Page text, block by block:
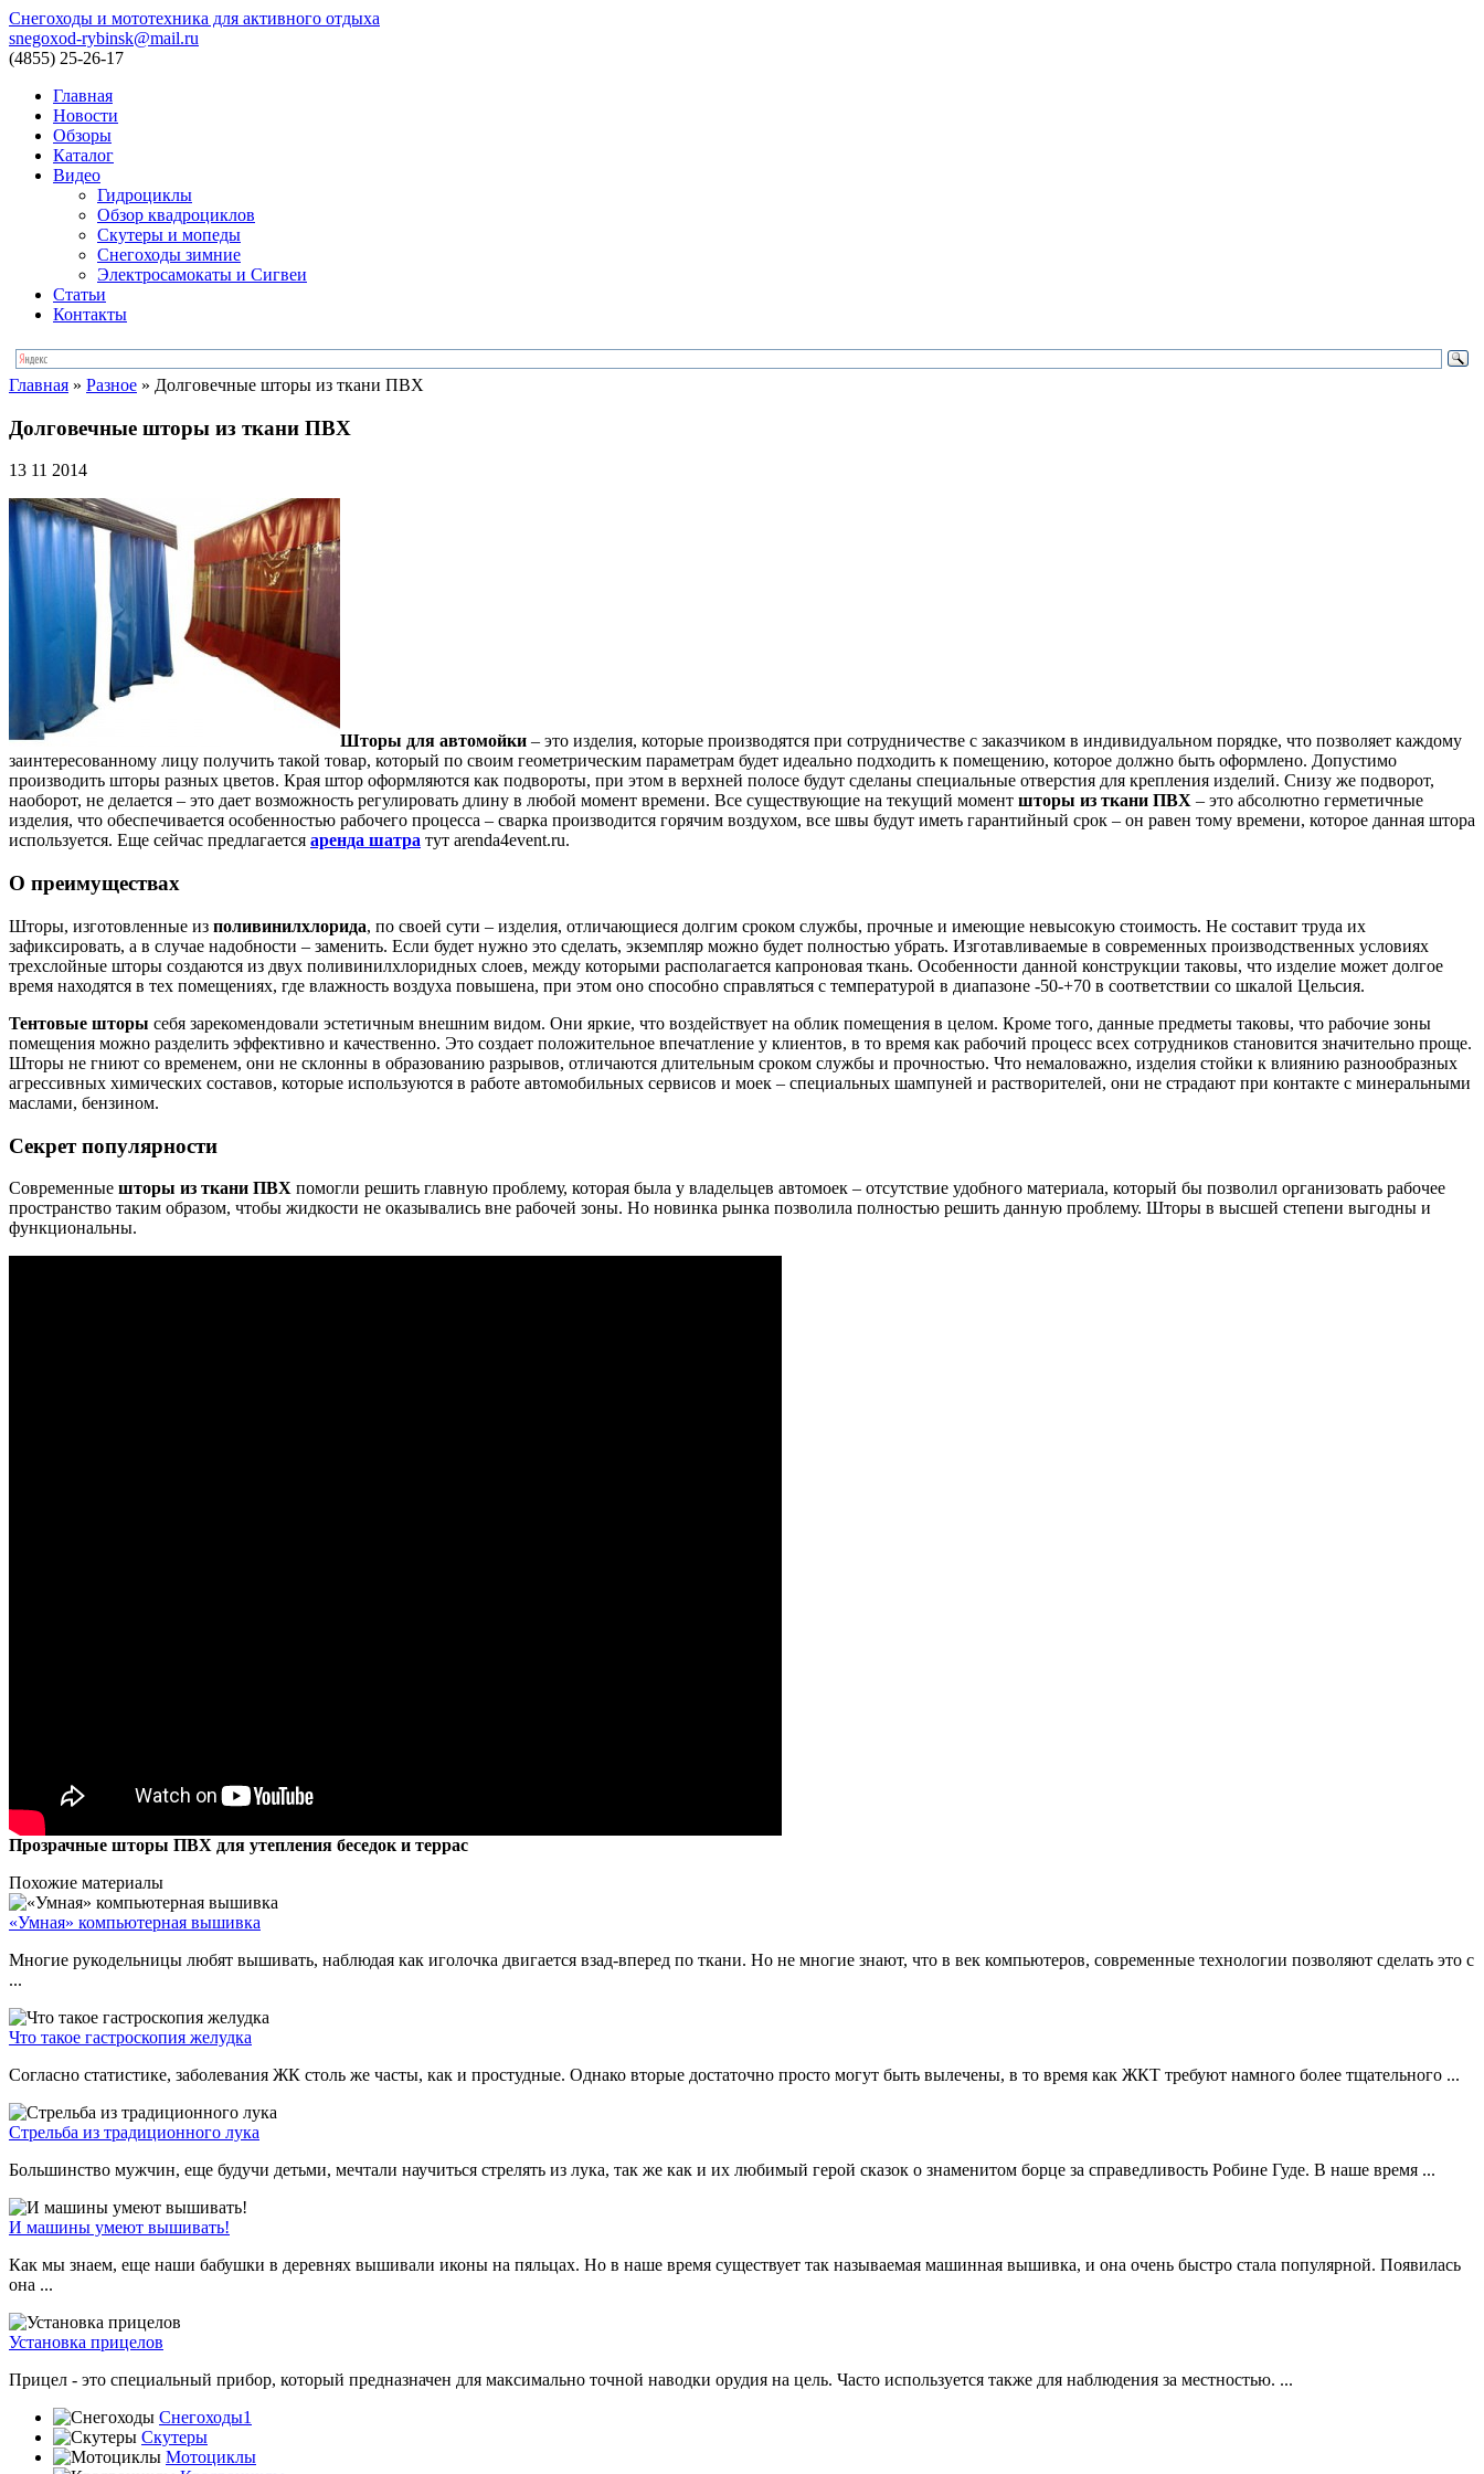
Снегоходы и мототехника для активного отдыха
snegoxod-rybinsk@mail.ru
(4855) 25-26-17
Главная
Новости
Обзоры
Каталог
Видео
Гидроциклы
Обзор квадроциклов
Скутеры и мопеды
Снегоходы зимние
Электросамокаты и Сигвеи
Статьи
Контакты
Главная » Разное » Долговечные шторы из ткани ПВХ
Долговечные шторы из ткани ПВХ
13 11 2014
Шторы для автомойки – это изделия, которые производятся при сотрудничестве с заказчиком в индивидуальном порядке, что позволяет каждому
заинтересованному лицу получить такой товар, который по своим геометрическим параметрам будет идеально подходить к помещению, которое должно быть оформлено. Допустимо
производить шторы разных цветов. Края штор оформляются как подвороты, при этом в верхней полосе будут сделаны специальные отверстия для крепления изделий. Снизу же подворот,
наоборот, не делается – это дает возможность регулировать длину в любой момент времени. Все существующие на текущий момент шторы из ткани ПВХ – это абсолютно герметичные
изделия, что обеспечивается особенностью рабочего процесса – сварка производится горячим воздухом, все швы будут иметь гарантийный срок – он равен тому времени, которое данная штора
используется. Еще сейчас предлагается аренда шатра тут arenda4event.ru.
О преимуществах
Шторы, изготовленные из поливинилхлорида, по своей сути – изделия, отличающиеся долгим сроком службы, прочные и имеющие невысокую стоимость. Не составит труда их
зафиксировать, а в случае надобности – заменить. Если будет нужно это сделать, экземпляр можно будет полностью убрать. Изготавливаемые в современных производственных условиях
трехслойные шторы создаются из двух поливинилхлоридных слоев, между которыми располагается капроновая ткань. Особенности данной конструкции таковы, что изделие может долгое
время находятся в тех помещениях, где влажность воздуха повышена, при этом оно способно справляться с температурой в диапазоне -50-+70 в соответствии со шкалой Цельсия.
Тентовые шторы себя зарекомендовали эстетичным внешним видом. Они яркие, что воздействует на облик помещения в целом. Кроме того, данные предметы таковы, что рабочие зоны
помещения можно разделить эффективно и качественно. Это создает положительное впечатление у клиентов, в то время как рабочий процесс всех сотрудников становится значительно проще.
Шторы не гниют со временем, они не склонны в образованию разрывов, отличаются длительным сроком службы и прочностью. Что немаловажно, изделия стойки к влиянию разнообразных
агрессивных химических составов, которые используются в работе автомобильных сервисов и моек – специальных шампуней и растворителей, они не страдают при контакте с минеральными
маслами, бензином.
Секрет популярности
Современные шторы из ткани ПВХ помогли решить главную проблему, которая была у владельцев автомоек – отсутствие удобного материала, который бы позволил организовать рабочее
пространство таким образом, чтобы жидкости не оказывались вне рабочей зоны. Но новинка рынка позволила полностью решить данную проблему. Шторы в высшей степени выгодны и
функциональны.
Прозрачные шторы ПВХ для утепления беседок и террас
Похожие материалы
«Умная» компьютерная вышивка
Многие рукодельницы любят вышивать, наблюдая как иголочка двигается взад-вперед по ткани. Но не многие знают, что в век компьютеров, современные технологии позволяют сделать это с
...
Что такое гастроскопия желудка
Согласно статистике, заболевания ЖК столь же часты, как и простудные. Однако вторые достаточно просто могут быть вылечены, в то время как ЖКТ требуют намного более тщательного ...
Стрельба из традиционного лука
Большинство мужчин, еще будучи детьми, мечтали научиться стрелять из лука, так же как и их любимый герой сказок о знаменитом борце за справедливость Робине Гуде. В наше время ...
И машины умеют вышивать!
Как мы знаем, еще наши бабушки в деревнях вышивали иконы на пяльцах. Но в наше время существует так называемая машинная вышивка, и она очень быстро стала популярной. Появилась
она ...
Установка прицелов
Прицел - это специальный прибор, который предназначен для максимально точной наводки орудия на цель. Часто используется также для наблюдения за местностью. ...
Снегоходы1
Скутеры
Мотоциклы